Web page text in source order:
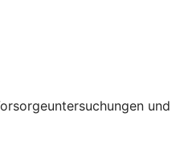
und